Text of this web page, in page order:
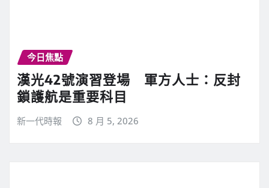
今日焦點
漢光42號演習登場 軍方人士：反封
鎖護航是重要科目
新一代時報 8 月 5, 2026